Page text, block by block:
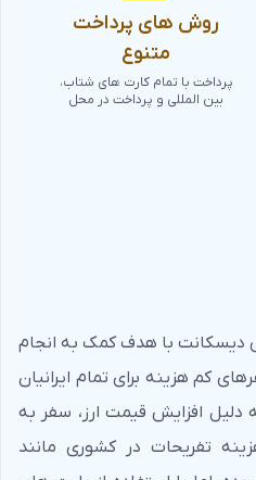
روش های پرداخت
متنوع
پرداخت با تمام کارت های شتاب،
بین المللی و پرداخت در محل
دیسکانت با هدف کمک به انجام
کم هزینه برای تمام ایرانیان
دلیل افزایش قیمت ارز، سفر به
تفریحات در کشوری مانند